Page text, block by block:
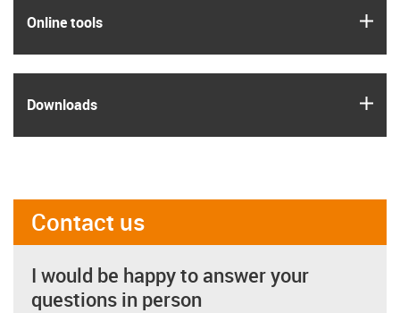
Online tools
Downloads
Contact us
I would be happy to answer your
questions in person